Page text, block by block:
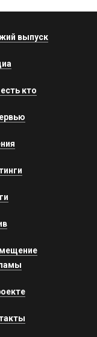
выпуск
кто